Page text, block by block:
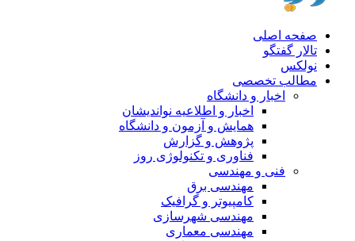
صفحه اصلی
تالار گفتگو
نولکس
مطالب تخصصی
اخبار و دانشگاه
اخبار و اطلاعیه نواندیشان
همایش و آزمون و دانشگاه
پژوهش و گزارش
فناوری و تکنولوژی روز
فنی و مهندسی
مهندسی برق
کامپیوتر و گرافیک
مهندسی شهرسازی
مهندسی معماری